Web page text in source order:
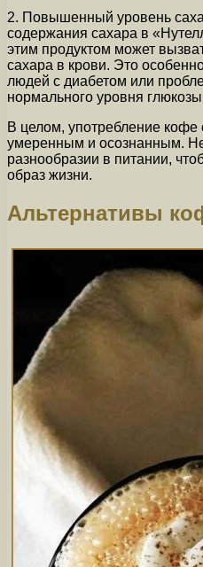
2. Повышенный уровень
содержания сахара в
этим продуктом может
сахара в крови. Это
людей с диабетом или
нормального уровня
В целом, употребление
умеренным и осознанным.
разнообразии в питании,
образ жизни.
Альтернативы